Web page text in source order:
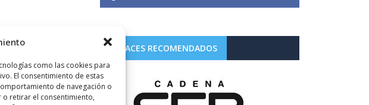
como las cookies para
El consentimiento de estas
de navegación o
o retirar el consentimiento,
ENLACES RECOMENDADOS